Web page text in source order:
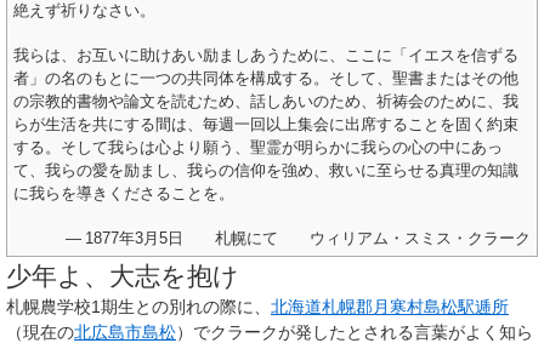
絶えず祈りなさい。
我らは、お互いに助けあい励ましあうために、ここに「イエスを信ずる
者」の名のもとに一つの共同体を構成する。そして、聖書またはその他
の宗教的書物や論文を読むため、話しあいのため、祈祷会のために、我
らが生活を共にする間は、毎週一回以上集会に出席することを固く約束
する。そして我らは心より願う、聖霊が明らかに我らの心の中にあっ
て、我らの愛を励まし、我らの信仰を強め、救いに至らせる真理の知識
に我らを導きくださることを。
— 1877年3月5日 札幌にて ウィリアム・スミス・クラーク
少年よ、大志を抱け
札幌農学校1期生との別れの際に、 北海道札幌郡月寒村島松駅逓所
（現在の北広島市島松）でクラークが発したとされる言葉がよく知ら